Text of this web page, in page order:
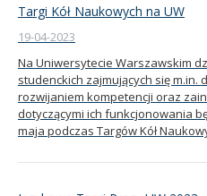
Targi Kół Naukowych na UW
19-04-2023
Na Uniwersytecie Warszawskim
studenckich zajmujących się m.in.
rozwijaniem kompetencji oraz
dotyczącymi ich funkcjonowania
maja podczas Targów Kół